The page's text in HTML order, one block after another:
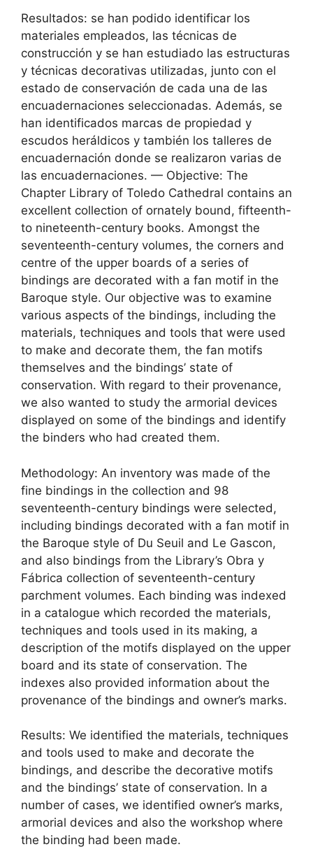
Resultados: se han podido identificar los
materiales empleados, las técnicas de
construcción y se han estudiado las estructuras
y técnicas decorativas utilizadas, junto con el
estado de conservación de cada una de las
encuadernaciones seleccionadas. Además, se
han identificados marcas de propiedad y
escudos heráldicos y también los talleres de
encuadernación donde se realizaron varias de
las encuadernaciones. — Objective: The
Chapter Library of Toledo Cathedral contains an
excellent collection of ornately bound, fifteenth-
to nineteenth-century books. Amongst the
seventeenth-century volumes, the corners and
centre of the upper boards of a series of
bindings are decorated with a fan motif in the
Baroque style. Our objective was to examine
various aspects of the bindings, including the
materials, techniques and tools that were used
to make and decorate them, the fan motifs
themselves and the bindings’ state of
conservation. With regard to their provenance,
we also wanted to study the armorial devices
displayed on some of the bindings and identify
the binders who had created them.
Methodology: An inventory was made of the
fine bindings in the collection and 98
seventeenth-century bindings were selected,
including bindings decorated with a fan motif in
the Baroque style of Du Seuil and Le Gascon,
and also bindings from the Library’s Obra y
Fábrica collection of seventeenth-century
parchment volumes. Each binding was indexed
in a catalogue which recorded the materials,
techniques and tools used in its making, a
description of the motifs displayed on the upper
board and its state of conservation. The
indexes also provided information about the
provenance of the bindings and owner’s marks.
Results: We identified the materials, techniques
and tools used to make and decorate the
bindings, and describe the decorative motifs
and the bindings’ state of conservation. In a
number of cases, we identified owner’s marks,
armorial devices and also the workshop where
the binding had been made.